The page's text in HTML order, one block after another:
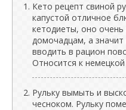
Кето рецепт свиной
капустой отличное
кетодиеты, оно
домочадцам, а значит
вводить в рацион
Относится к немецкой
Рульку вымыть и
чесноком. Рульку